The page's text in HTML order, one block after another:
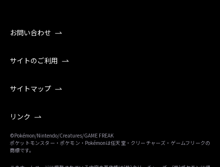
お問い合わせ
サイトのご利用
サイトマップ
リンク
©Pokémon/Nintendo/Creatures/GAME FREAK
ポケットモンスター・ポケモン・Pokémonは任天堂・クリーチャーズ・ゲームフリークの
商標です。